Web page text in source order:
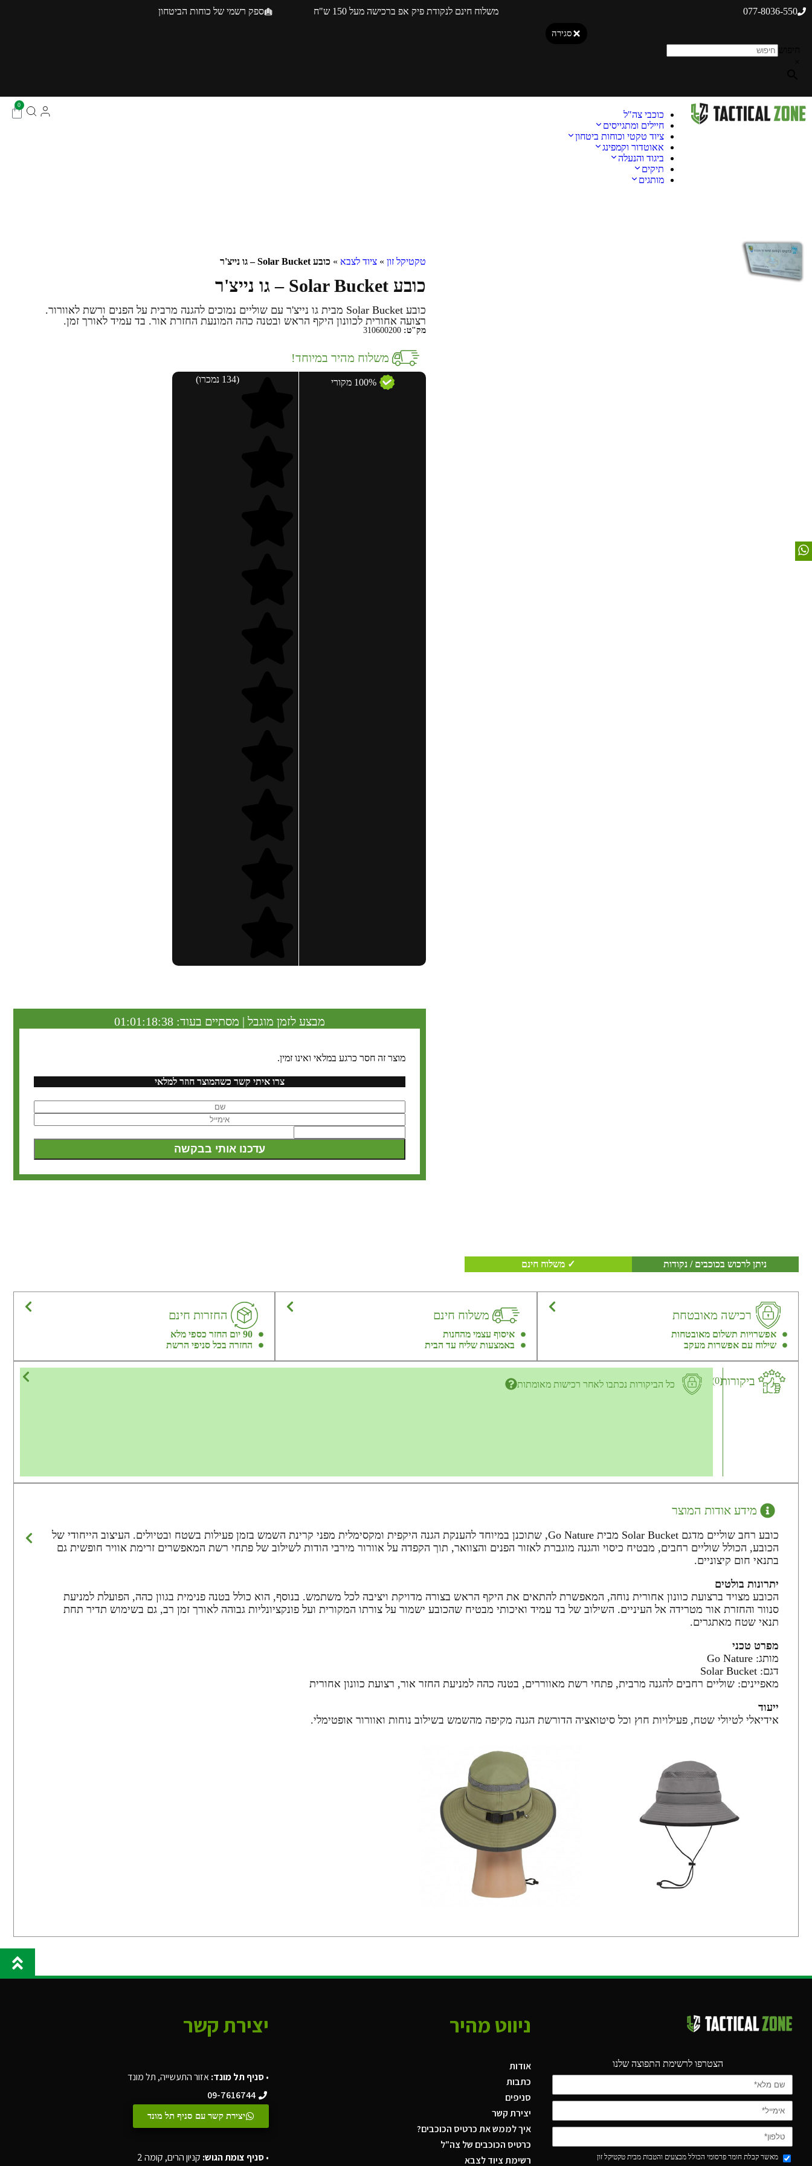
077-8036-550 משלוח חינם לנקודת פיק אפ ברכישה מעל 150 ש"ח ספק רשמי של כוחות הביטחון
סגירה
כוכבי צה"ל
חיילים ומתגייסים
ציוד טקטי וכוחות ביטחון
אאוטדור וקמפינג
ביגוד והנעלה
תיקים
מותגים
0
ניתן לרכוש בכוכבים / נקודות ✓ משלוח חינם
טקטיקל זון » ציוד לצבא » כובע Solar Bucket – גו נייצ'ר
כובע Solar Bucket – גו נייצ'ר
כובע Solar Bucket מבית גו נייצ'ר עם שוליים נמוכים להגנה מרבית על הפנים ורשת לאוורור.
רצועה אחורית לכוונון היקף הראש ובטנה כהה המונעת החזרת אור. בד עמיד לאורך זמן.
מק"ט:
משלוח מהיר במיוחד!
100% מקורי (134 נמכרו)
מבצע לזמן מוגבל | מסתיים בעוד: 01:01:18:37
מוצר זה חסר כרגע במלאי ואינו זמין.
צרו איתי קשר כשהמוצר חוזר למלאי
רכישה מאובטחת
אפשרויות תשלום מאובטחות
שילוח עם אפשרות מעקב
משלוח חינם
איסוף עצמי מהחנות
באמצעות שליח עד הבית
החזרות חינם
90 יום החזר כספי מלא
החזרה בכל סניפי הרשת
ביקורות(0) כל הביקורות נכתבו לאחר רכישות מאומתות
מידע אודות המוצר
כובע רחב שוליים מדגם Solar Bucket מבית Go Nature, שתוכנן במיוחד להענקת הגנה היקפית ומקסימלית מפני קרינת השמש בזמן פעילות בשטח ובטיולים. העיצוב הייחודי של
הכובע, הכולל שוליים רחבים, מבטיח כיסוי והגנה מוגברת לאזור הפנים והצוואר, תוך הקפדה על אוורור מירבי הודות לשילוב של פתחי רשת המאפשרים זרימת אוויר חופשית גם
בתנאי חום קיצוניים.
יתרונות בולטים
הכובע מצויד ברצועת כוונון אחורית נוחה, המאפשרת להתאים את היקף הראש בצורה מדויקת ויציבה לכל משתמש. בנוסף, הוא כולל בטנה פנימית בגוון כהה, הפועלת למניעת
סנוור והחזרת אור מטרידה אל העיניים. השילוב של בד עמיד ואיכותי מבטיח שהכובע ישמור על צורתו המקורית ועל פונקציונליות גבוהה לאורך זמן רב, גם בשימוש תדיר תחת
תנאי שטח מאתגרים.
מפרט טכני
מותג: Go Nature
דגם: Solar Bucket
מאפיינים: שוליים רחבים להגנה מרבית, פתחי רשת מאווררים, בטנה כהה למניעת החזר אור, רצועת כוונון אחורית
ייעוד
אידיאלי לטיולי שטח, פעילויות חוץ וכל סיטואציה הדורשת הגנה מקיפה מהשמש בשילוב נוחות ואוורור אופטימלי.
הצטרפו לרשימת התפוצה שלנו
מאשר קבלת חומר פרסומי הכולל מבצעים והטבות מבית טקטיקל זון
ניווט מהיר
אודות
כתבות
סניפים
יצירת קשר
איך לממש את כרטיס הכוכבים?
כרטיס הכוכבים של צה"ל
רשימת ציוד לצבא
יצירת קשר
•סניף תל מונד:אזור התעשייה, תל מונד
09-7616744
יצירת קשר עם סניף תל מונד
•סניף צומת הגוש: קניון הרים, קומה 2